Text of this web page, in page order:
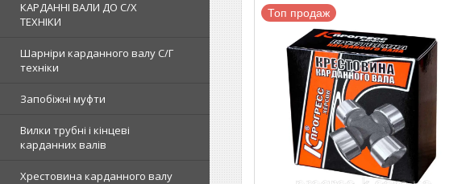
КАРДАННІ ВАЛИ ДО С/Х
ТЕХНІКИ
Шарніри карданного валу С/Г
техніки
Запобіжні муфти
Вилки трубні і кінцеві
карданних валів
Хрестовина карданного валу
Топ продаж